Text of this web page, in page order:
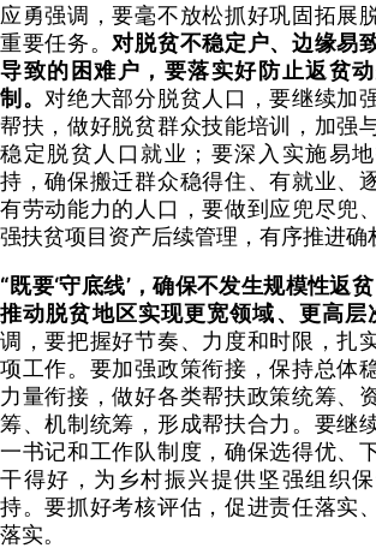
应勇强调，要毫不放松抓好巩固拓展
重要任务。 对脱贫不稳定户、边缘易
导致的困难户，要落实好防止返贫
制。 对绝大部分脱贫人口，要继续加
帮扶，做好脱贫群众技能培训，加强
稳定脱贫人口就业；要深入实施易
持，确保搬迁群众稳得住、有就业、
有劳动能力的人口，要做到应兜尽兜
强扶贫项目资产后续管理，有序推进确
“既要‘守底线’，确保不发生规模性返贫
推动脱贫地区实现更宽领域、更高层
调，要把握好节奏、力度和时限，扎
项工作。要加强政策衔接，保持总体
力量衔接，做好各类帮扶政策统筹、
筹、机制统筹，形成帮扶合力。要继
一书记和工作队制度，确保选得优、
干得好，为乡村振兴提供坚强组织
持。要抓好考核评估，促进责任落实
落实。